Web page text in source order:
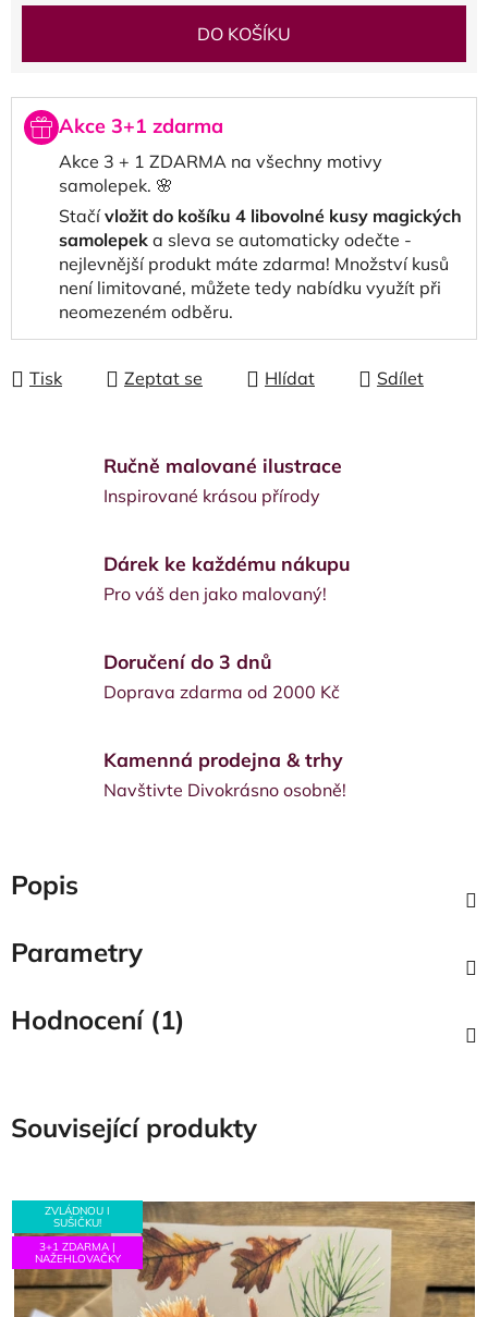
DO KOŠÍKU
Akce 3+1 zdarma
Akce 3 + 1 ZDARMA na všechny motivy
samolepek. 🌸
Stačívložit do košíku 4 libovolné kusy magických
samolepek a sleva se automaticky odečte -
nejlevnější produkt máte zdarma! Množství kusů
není limitované, můžete tedy nabídku využít při
neomezeném odběru.
Tisk Zeptat se Hlídat Sdílet
Ručně malované ilustrace
Inspirované krásou přírody
Dárek ke každému nákupu
Pro váš den jako malovaný!
Doručení do 3 dnů
Doprava zdarma od 2000 Kč
Kamenná prodejna & trhy
Navštivte Divokrásno osobně!
Popis
Parametry
Hodnocení (1)
Související produkty
ZVLÁDNOU I
SUŠIČKU!
3+1 ZDARMA |
NAŽEHLOVAČKY